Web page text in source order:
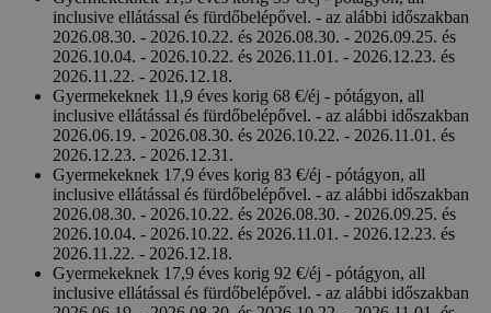
inclusive ellátással és fürdőbelépővel. - az alábbi időszakban
2026.08.30. - 2026.10.22. és 2026.08.30. - 2026.09.25. és
2026.10.04. - 2026.10.22. és 2026.11.01. - 2026.12.23. és
2026.11.22. - 2026.12.18.
Gyermekeknek 11,9 éves korig 68 €/éj - pótágyon, all
inclusive ellátással és fürdőbelépővel. - az alábbi időszakban
2026.06.19. - 2026.08.30. és 2026.10.22. - 2026.11.01. és
2026.12.23. - 2026.12.31.
Gyermekeknek 17,9 éves korig 83 €/éj - pótágyon, all
inclusive ellátással és fürdőbelépővel. - az alábbi időszakban
2026.08.30. - 2026.10.22. és 2026.08.30. - 2026.09.25. és
2026.10.04. - 2026.10.22. és 2026.11.01. - 2026.12.23. és
2026.11.22. - 2026.12.18.
Gyermekeknek 17,9 éves korig 92 €/éj - pótágyon, all
inclusive ellátással és fürdőbelépővel. - az alábbi időszakban